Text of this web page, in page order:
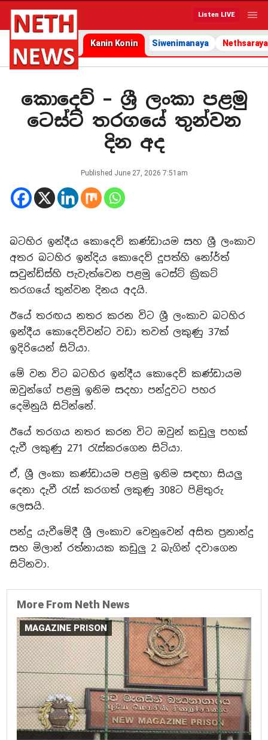
Listen LIVE
Kanin Konin Siwenimanaya Nethsaraya
කොදෙව් – ශ්‍රී ලංකා පළමු
ටෙස්ට් තරගයේ තුන්වන
දින අද
Published June 27, 2026 7:51am
බටහිර ඉන්දීය කොදෙව් කණ්ඩායම සහ ශ්‍රී ලංකාව
අතර බටහිර ඉන්දිය කොදෙව් දූපත්හි නෝර්ත්
සවුන්ඩ්ස්හි පැවැත්වෙන පළමු ටෙස්ට් ක්‍රිකට්
තරගයේ තුන්වන දිනය අදයි.
ඊයේ තරඟය නතර කරන විට ශ්‍රී ලංකාව බටහිර
ඉන්දීය කොදෙව්වන්ට වඩා තවත් ලකුණු 37ක්
ඉදිරියෙන් සිටියා.
මේ වන විට බටහිර ඉන්දීය කොදෙව් කණ්ඩායම
ඔවුන්ගේ පළමු ඉනිම සදහා පන්දුවට පහර
දෙමිනුයි සිටින්නේ.
ඊයේ තරගය නතර කරන විට ඔවුන් කඩුලු පහක්
දැවී ලකුණු 271 රැස්කරගෙන සිටියා.
ඒ, ශ්‍රී ලංකා කණ්ඩායම පළමු ඉනිම සඳහා සියලු
දෙනා දැවී රැස් කරගත් ලකුණු 308ට පිළිතුරු
ලෙසයි.
පන්දු යැවීමේදී ශ්‍රී ලංකාව වෙනුවෙන් අසිත ප්‍රනාන්දු
සහ මිලාන් රත්නායක කඩුලු 2 බැගින් දවාගෙන
සිටිනවා.
More From Neth News
MAGAZINE PRISON